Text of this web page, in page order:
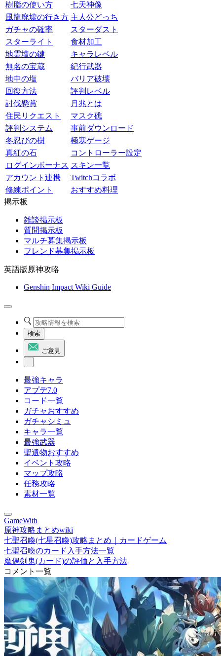
樹脂の使い方
七天神像
風龍廃墟の行き方 主人公どっち
ガチャの確率
スターダスト
スターライト
食材加工
地霊壇の鍵
キャラレベル
無名の宝蔵
紀行武器
地中の塩
バリア破壊
回復方法
評判レベル
討伐懸賞
月兆とは
住民リクエスト
マスク礁
評判システム
事前ダウンロード
冬忍びの樹
極寒ゲージ
真紅の石
コントローラー設定
ログインボーナス スキン一覧
アカウント連携
Twitchコラボ
修練ポイント
おすすめ料理
掲示板
雑談掲示板
質問掲示板
マルチ募集掲示板
フレンド募集掲示板
英語版原神攻略
Genshin Impact Wiki Guide
検索
ご意見
最強キャラ
アプデ7.0
コード一覧
ガチャおすすめ
ガチャシミュ
キャラ一覧
最強武器
聖遺物おすすめ
イベント攻略
マップ攻略
任務攻略
素材一覧
GameWith
原神攻略まとめwiki
七聖召喚(七星召喚)攻略まとめ｜カードゲーム
七聖召喚のカード入手方法一覧
魔偶剣鬼(カード)の評価と入手方法
コメント一覧